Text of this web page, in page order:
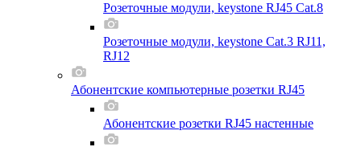
Розеточные модули, keystone RJ45 Cat.8
Розеточные модули, keystone Cat.3 RJ11,
RJ12
Абонентские компьютерные розетки RJ45
Абонентские розетки RJ45 настенные